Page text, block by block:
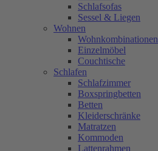
Schlafsofas
Sessel & Liegen
Wohnen
Wohnkombinationen
Einzelmöbel
Couchtische
Schlafen
Schlafzimmer
Boxspringbetten
Betten
Kleiderschränke
Matratzen
Kommoden
Lattenrahmen